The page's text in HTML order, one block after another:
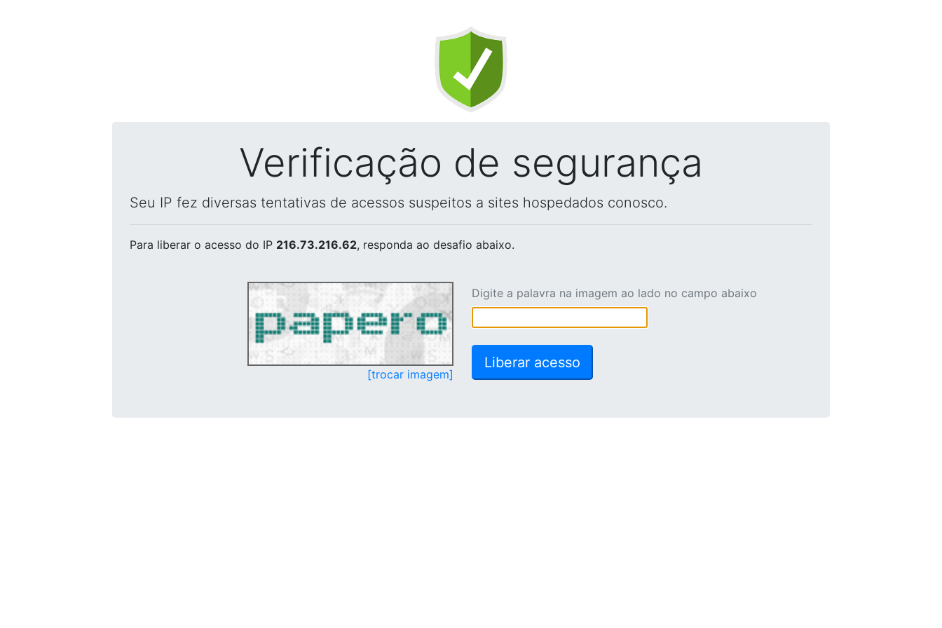
Verificação de segurança
Seu IP fez diversas tentativas de acessos suspeitos a sites hospedados conosco.
Para liberar o acesso do IP 216.73.216.62, responda ao desafio abaixo.
[trocar imagem]
Digite a palavra na imagem ao lado no campo abaixo